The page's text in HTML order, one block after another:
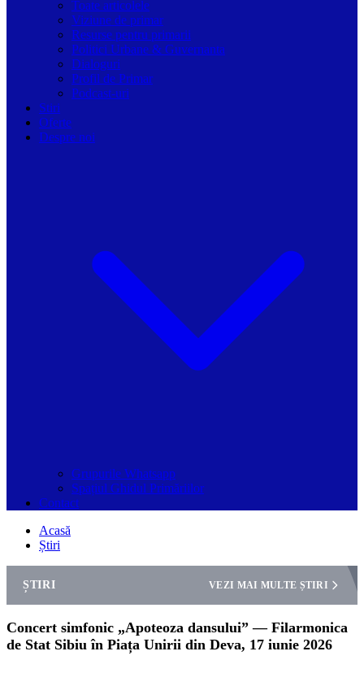
Toate articolele
Viziune de primar
Resurse pentru primarii
Politici Urbane & Guvernanta
Dialoguri
Profil de Primar
Podcast-uri
Stiri
Oferte
Despre noi
Grupurile Whatsapp
Spațiul Ghidul Primăriilor
Contact
Acasă
Știri
ȘTIRI VEZI MAI MULTE ȘTIRI
Concert simfonic „Apoteoza dansului” — Filarmonica
de Stat Sibiu în Piața Unirii din Deva, 17 iunie 2026